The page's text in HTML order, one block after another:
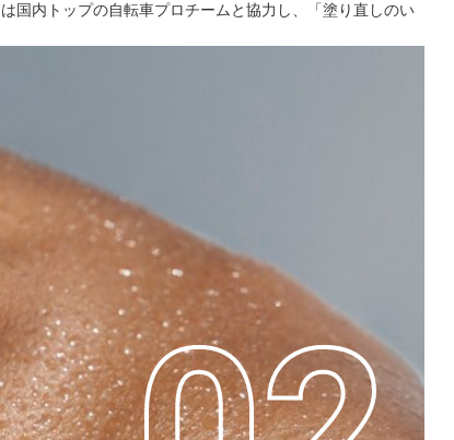
国内トップの自転車プロチームと協力し、「塗り直しのい